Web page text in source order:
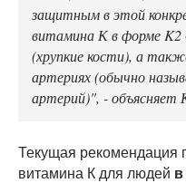
защитным в этой
витамина К в форме K2
(хрупкие кости), а
артериях (обычно
артерий)", - объясняет
Текущая рекомендация
витамина К для людей в